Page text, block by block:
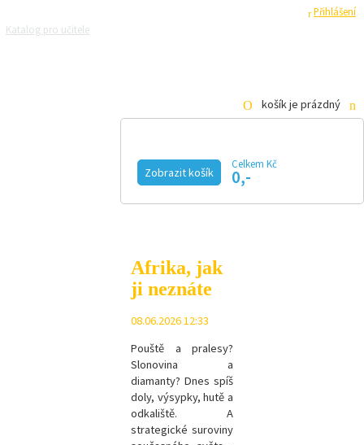
Přihlášení
Katalog pro učitele
košík je prázdný
Zobrazit košík
Celkem Kč
0,-
Afrika, jak
ji neznáte
08.06.2026 12:33
Pouště a pralesy?
Slonovina a
diamanty? Dnes spíš
doly, výsypky, hutě a
odkaliště. A
strategické suroviny